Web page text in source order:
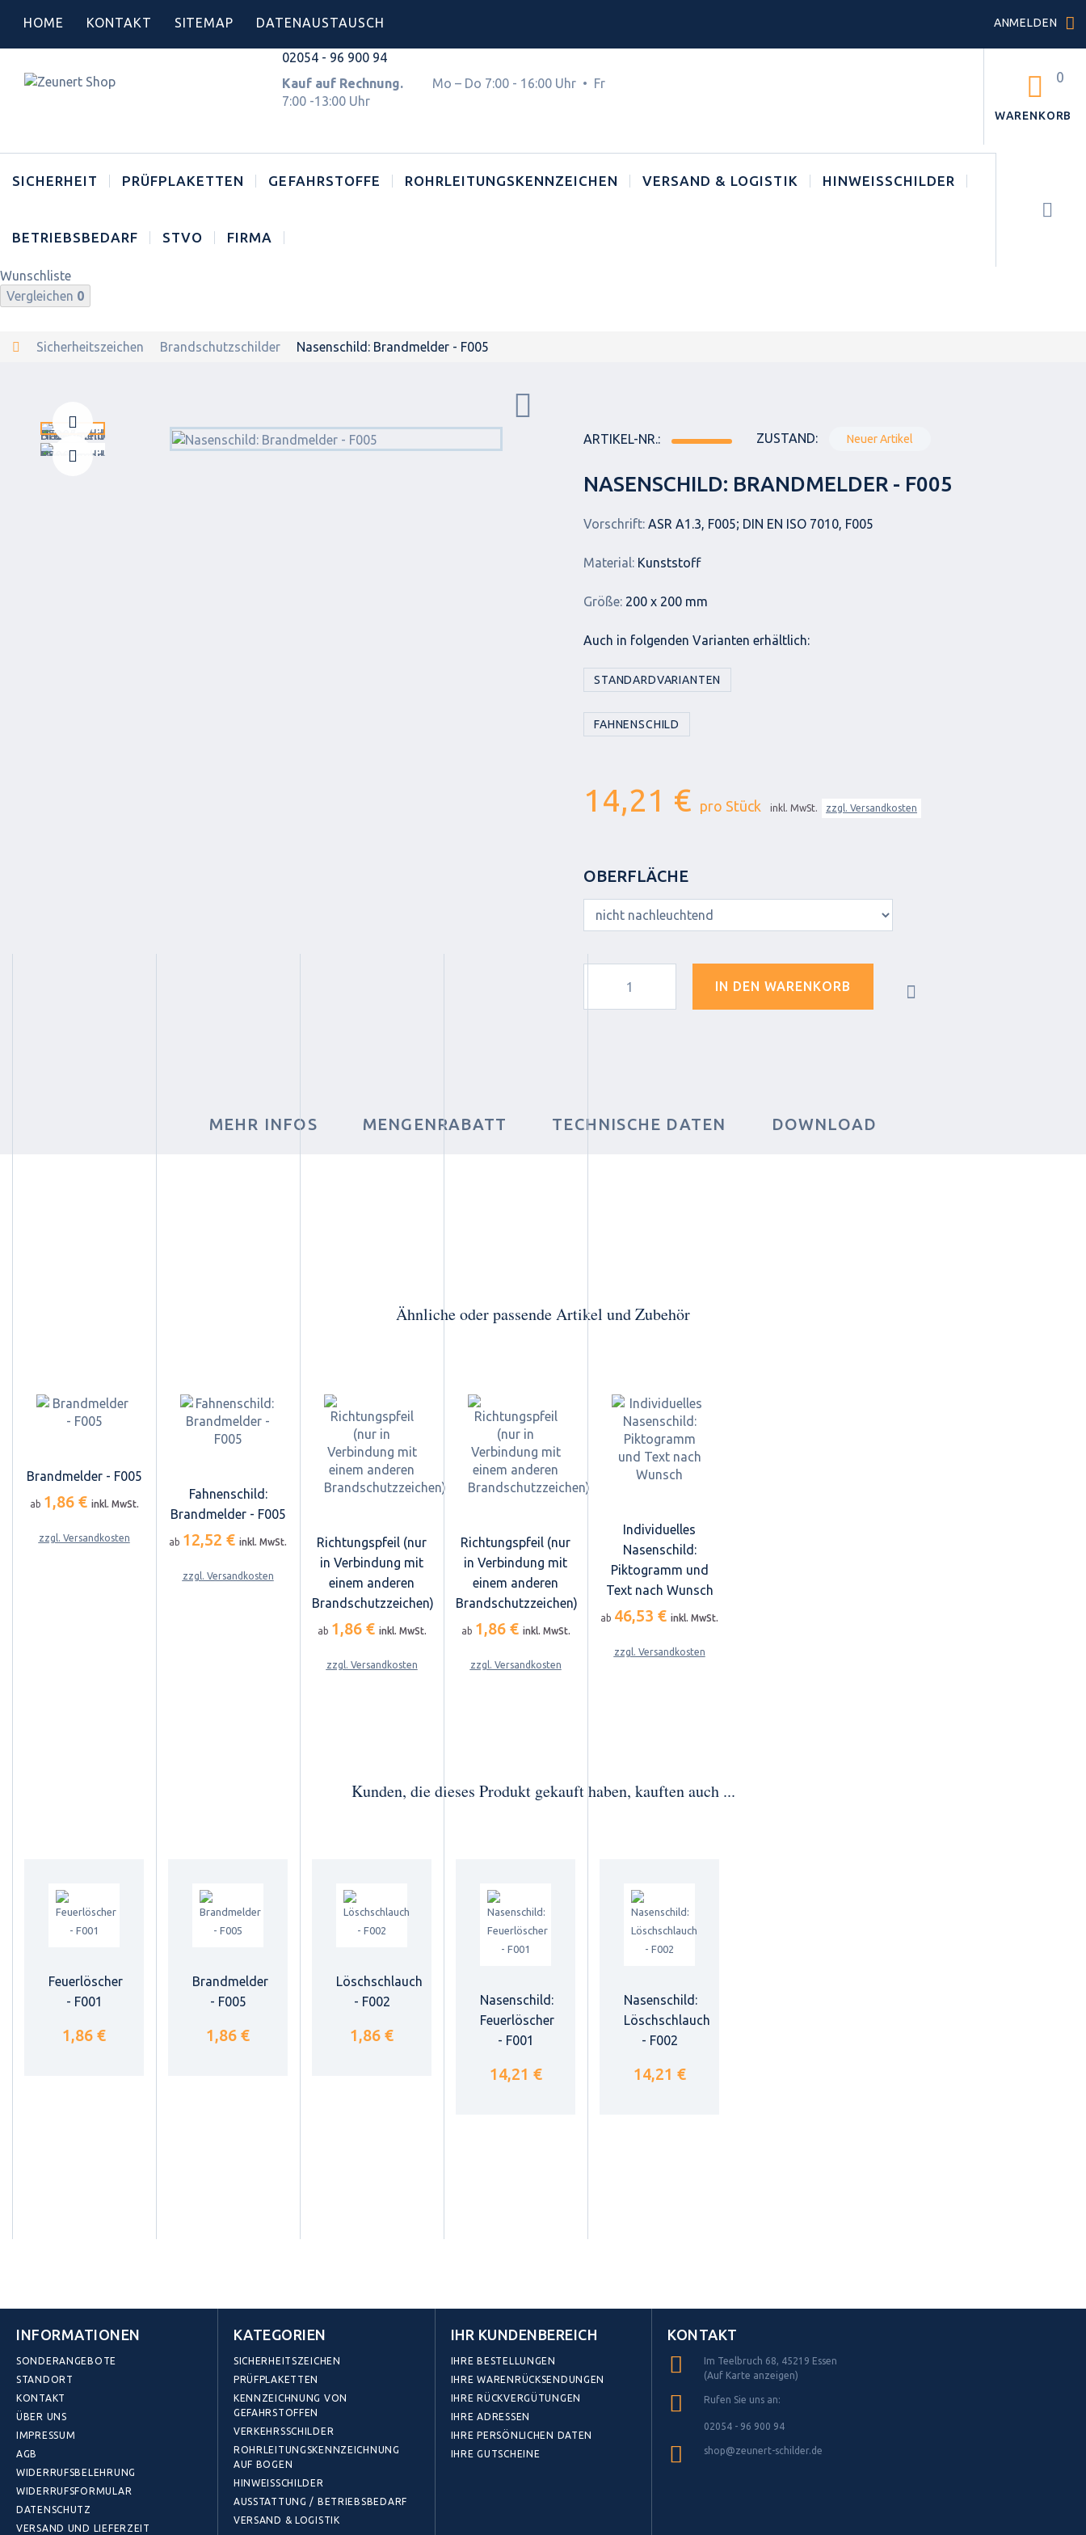
HOME KONTAKT SITEMAP DATENAUSTAUSCH ANMELDEN
WARENKORB
0
02054 - 96 900 94
Kauf auf Rechnung. Mo – Do 7:00 - 16:00 Uhr • Fr
7:00 -13:00 Uhr
SICHERHEIT PRÜFPLAKETTEN GEFAHRSTOFFE ROHRLEITUNGSKENNZEICHEN VERSAND & LOGISTIK HINWEISSCHILDER
BETRIEBSBEDARF STVO FIRMA
Wunschliste
Vergleichen 0
Sicherheitszeichen Brandschutzschilder Nasenschild: Brandmelder - F005
Zurück
ARTIKEL-NR.: ZUSTAND: Neuer Artikel
NASENSCHILD: BRANDMELDER - F005
Vorschrift: ASR A1.3, F005; DIN EN ISO 7010, F005
Material: Kunststoff
Größe: 200 x 200 mm
Auch in folgenden Varianten erhältlich:
STANDARDVARIANTEN
FAHNENSCHILD
14,21 € pro Stück inkl. MwSt. zzgl. Versandkosten
OBERFLÄCHE
IN DEN WARENKORB
MEHR INFOS MENGENRABATT TECHNISCHE DATEN DOWNLOAD
Ähnliche oder passende Artikel und Zubehör
Brandmelder - F005
ab 1,86 € inkl. MwSt.
zzgl. Versandkosten
Fahnenschild:
Brandmelder - F005
ab 12,52 € inkl. MwSt.
zzgl. Versandkosten
Richtungspfeil (nur
in Verbindung mit
einem anderen
Brandschutzzeichen)
ab 1,86 € inkl. MwSt.
zzgl. Versandkosten
Richtungspfeil (nur
in Verbindung mit
einem anderen
Brandschutzzeichen)
ab 1,86 € inkl. MwSt.
zzgl. Versandkosten
Individuelles
Nasenschild:
Piktogramm und
Text nach Wunsch
ab 46,53 € inkl. MwSt.
zzgl. Versandkosten
Kunden, die dieses Produkt gekauft haben, kauften auch ...
Feuerlöscher
- F001
1,86 €
Brandmelder
- F005
1,86 €
Löschschlauch
- F002
1,86 €
Nasenschild:
Feuerlöscher
- F001
14,21 €
Nasenschild:
Löschschlauch
- F002
14,21 €
INFORMATIONEN
SONDERANGEBOTE
STANDORT
KONTAKT
ÜBER UNS
IMPRESSUM
AGB
WIDERRUFSBELEHRUNG
WIDERRUFSFORMULAR
DATENSCHUTZ
VERSAND UND LIEFERZEIT
KATEGORIEN
SICHERHEITSZEICHEN
PRÜFPLAKETTEN
KENNZEICHNUNG VON
GEFAHRSTOFFEN
VERKEHRSSCHILDER
ROHRLEITUNGSKENNZEICHNUNG
AUF BOGEN
HINWEISSCHILDER
AUSSTATTUNG / BETRIEBSBEDARF
VERSAND & LOGISTIK
IHR KUNDENBEREICH
IHRE BESTELLUNGEN
IHRE WARENRÜCKSENDUNGEN
IHRE RÜCKVERGÜTUNGEN
IHRE ADRESSEN
IHRE PERSÖNLICHEN DATEN
IHRE GUTSCHEINE
KONTAKT
Im Teelbruch 68, 45219 Essen
(Auf Karte anzeigen)
Rufen Sie uns an:
02054 - 96 900 94
shop@zeunert-schilder.de